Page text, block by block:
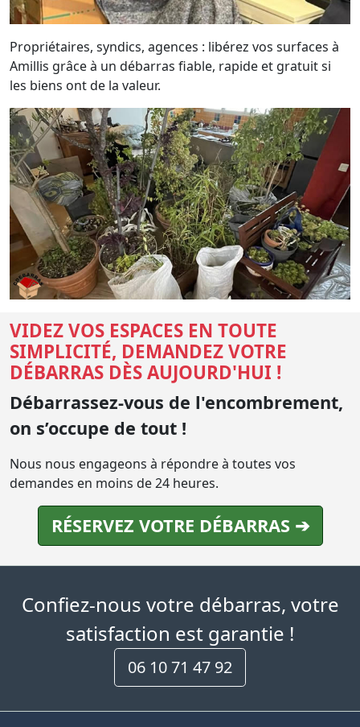
Propriétaires, syndics, agences : libérez vos surfaces à
Amillis grâce à un débarras fiable, rapide et gratuit si
les biens ont de la valeur.
VIDEZ VOS ESPACES EN TOUTE
SIMPLICITÉ, DEMANDEZ VOTRE
DÉBARRAS DÈS AUJOURD'HUI !
Débarrassez-vous de l'encombrement,
on s’occupe de tout !
Nous nous engageons à répondre à toutes vos
demandes en moins de 24 heures.
RÉSERVEZ VOTRE DÉBARRAS ➔
Confiez-nous votre débarras, votre
satisfaction est garantie !
06 10 71 47 92